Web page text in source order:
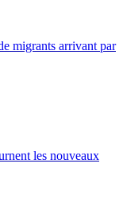
migrants arrivant par
les nouveaux